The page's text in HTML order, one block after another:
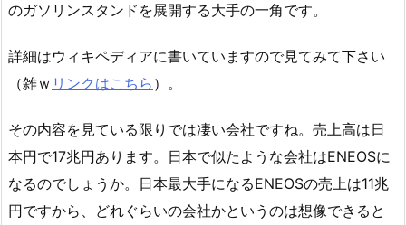
のガソリンスタンドを展開する大手の一角です。
詳細はウィキペディアに書いていますので見てみて下さい
（雑ｗ リンクはこちら ）。
その内容を見ている限りでは凄い会社ですね。売上高は日
本円で17兆円あります。日本で似たような会社はENEOSに
なるのでしょうか。日本最大手になるENEOSの売上は11兆
円ですから、どれぐらいの会社かというのは想像できると